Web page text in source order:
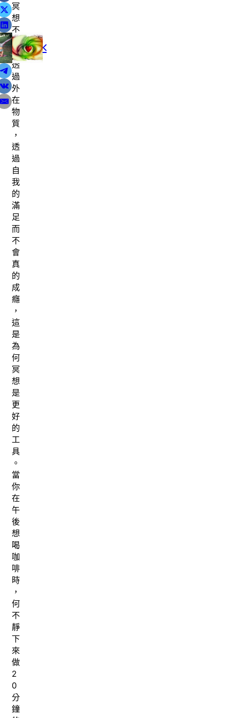
冥
想
不
需
要
透
過
外
在
物
質
，
透
過
自
我
的
滿
足
而
不
會
真
的
成
癮
，
這
是
為
何
冥
想
是
更
好
的
工
具
。
當
你
在
午
後
想
喝
咖
啡
時
，
何
不
靜
下
來
做
2
0
分
鐘
上一篇文章
讓 關係 順流（下）
章
交託之間平衡，實現更好的你